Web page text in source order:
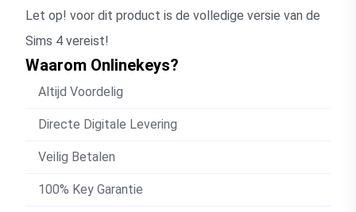
Let op! voor dit product is de volledige versie van de
Sims 4 vereist!
Waarom Onlinekeys?
Altijd Voordelig
Directe Digitale Levering
Veilig Betalen
100% Key Garantie